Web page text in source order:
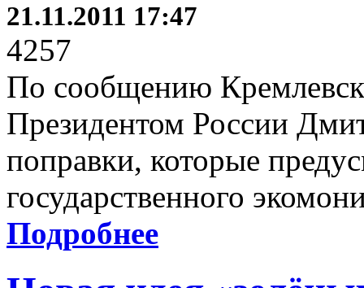
21.11.2011 17:47
4257
По сообщению
Президентом России
поправки, которые
государственного
Подробнее